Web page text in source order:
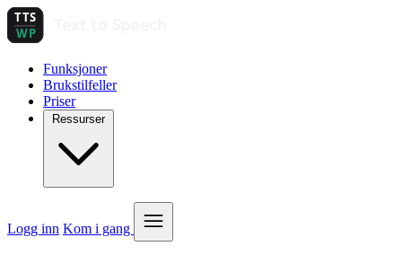
Funksjoner
Brukstilfeller
Priser
Ressurser
Logg inn Kom i gang